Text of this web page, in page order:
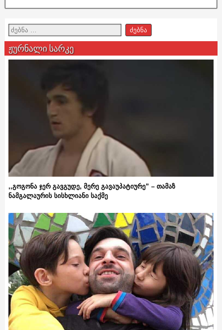
ჟურნალი სარკე
,,გოგონა ჯერ გავგუდე, მერე გავაუპატიურე” – თამაზ
ნამგალაურის სისხლიანი საქმე